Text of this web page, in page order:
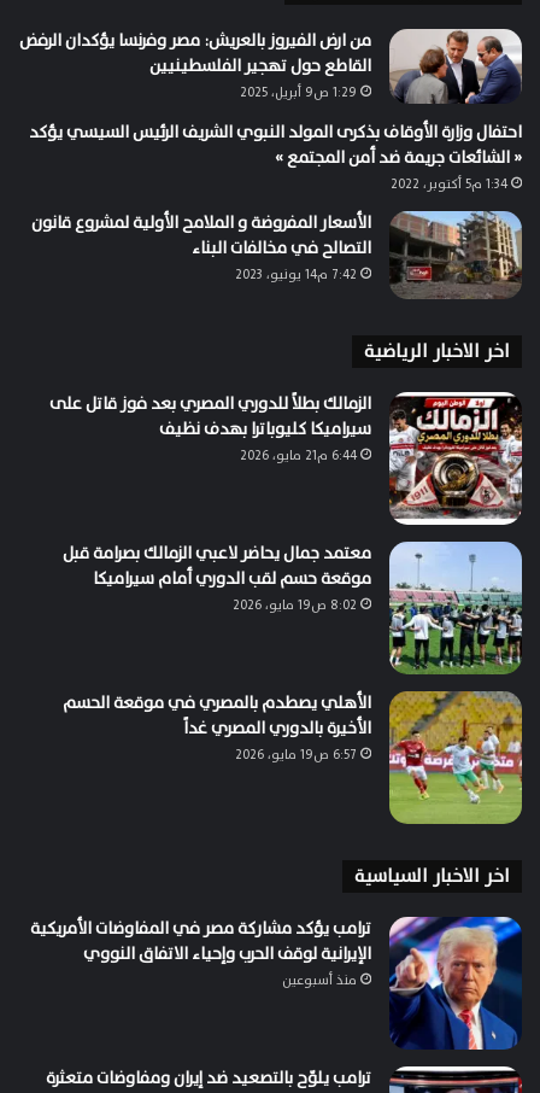
من ارض الفيروز بالعريش: مصر وفرنسا يؤكدان الرفض
القاطع حول تهجير الفلسطينيين
1:29 ص9 أبريل، 2025
احتفال وزارة الأوقاف بذكرى المولد النبوي الشريف الرئيس السيسي يؤكد
« الشائعات جريمة ضد أمن المجتمع »
1:34 م5 أكتوبر، 2022
الأسعار المفروضة و الملامح الأولية لمشروع قانون
التصالح في مخالفات البناء
7:42 م14 يونيو، 2023
اخر الاخبار الرياضية
الزمالك بطلاً للدوري المصري بعد فوز قاتل على
سيراميكا كليوباترا بهدف نظيف
6:44 م21 مايو، 2026
معتمد جمال يحاضر لاعبي الزمالك بصرامة قبل
موقعة حسم لقب الدوري أمام سيراميكا
8:02 ص19 مايو، 2026
الأهلي يصطدم بالمصري في موقعة الحسم
الأخيرة بالدوري المصري غداً
6:57 ص19 مايو، 2026
اخر الاخبار السياسية
ترامب يؤكد مشاركة مصر في المفاوضات الأمريكية
الإيرانية لوقف الحرب وإحياء الاتفاق النووي
منذ أسبوعين
ترامب يلوّح بالتصعيد ضد إيران ومفاوضات متعثرة